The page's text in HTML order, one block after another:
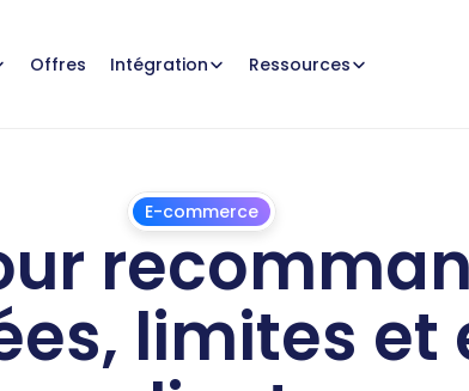
Offres Intégration Ressources
E-commerce
limites et